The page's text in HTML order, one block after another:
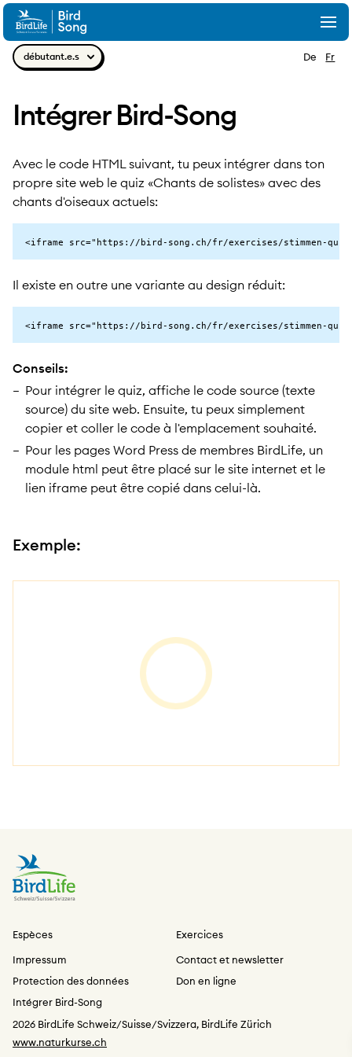
Aller au contenu
débutant.e.s
De Fr
Intégrer Bird-Song
Avec le code HTML suivant, tu peux intégrer dans ton
propre site web le quiz «Chants de solistes» avec des
chants d'oiseaux actuels:
<iframe src="https://bird-song.ch/fr/exercises/stimmen-quiz/
Il existe en outre une variante au design réduit:
<iframe src="https://bird-song.ch/fr/exercises/stimmen-quiz/
Conseils:
Pour intégrer le quiz, affiche le code source (texte
source) du site web. Ensuite, tu peux simplement
copier et coller le code à l'emplacement souhaité.
Pour les pages Word Press de membres BirdLife, un
module html peut être placé sur le site internet et le
lien iframe peut être copié dans celui-là.
Exemple:
Espèces
Exercices
Impressum
Contact et newsletter
Protection des données
Don en ligne
Intégrer Bird-Song
2026 BirdLife Schweiz/Suisse/Svizzera, BirdLife Zürich
www.naturkurse.ch